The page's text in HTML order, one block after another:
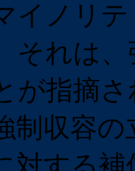
イノリ
それは
が指摘
制収容
対する